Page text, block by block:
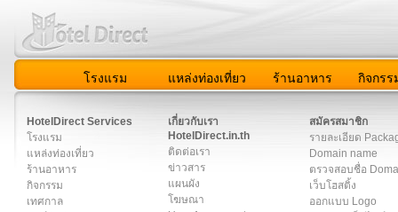
โรงแรม แหล่งท่องเที่ยว ร้านอาหาร กิจกรร
HotelDirect Services
โรงแรม
แหล่งท่องเที่ยว
ร้านอาหาร
กิจกรรม
เทศกาล
เกี่ยวกับเรา
HotelDirect.in.th
ติดต่อเรา
ข่าวสาร
แผนผัง
โฆษณา
สมัครสมาชิก
รายละเอียด
Domain name
ตรวจสอบชื่อ
เว็บโฮสติ้ง
ออกแบบ Logo